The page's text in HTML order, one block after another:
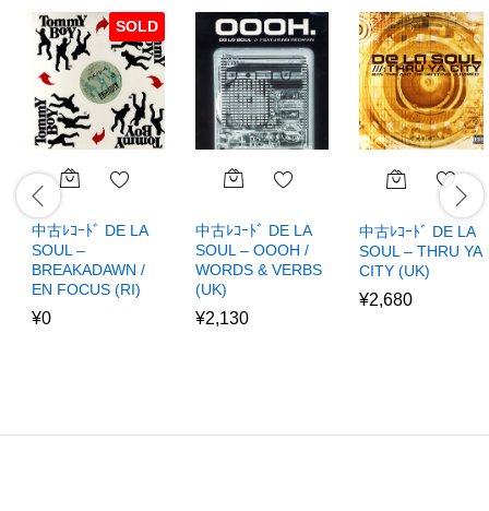
SOLD
中古ﾚｺｰﾄﾞ DE LA
SOUL –
BREAKADAWN /
EN FOCUS (RI)
¥0
中古ﾚｺｰﾄﾞ DE LA
SOUL – OOOH /
WORDS & VERBS
(UK)
¥2,130
中古ﾚｺｰﾄﾞ DE LA
SOUL – THRU YA
CITY (UK)
¥2,680